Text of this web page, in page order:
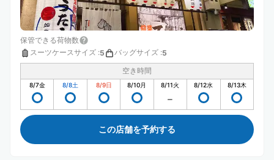
保管できる荷物数
スーツケースサイズ :5 バッグサイズ :5
空き時間
8/7金 8/8土 8/9日 8/10月 8/11火 8/12水 8/13木
この店舗を予約する